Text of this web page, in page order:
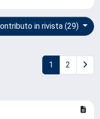
in rivista (29)
1 2